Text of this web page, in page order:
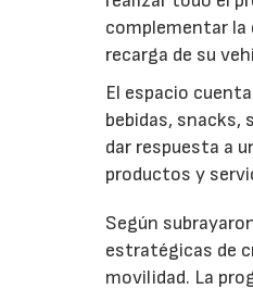
complementar la
recarga de su
El espacio
bebidas, snacks,
dar respuesta a
productos y
Según
estratégicas de
movilidad. La